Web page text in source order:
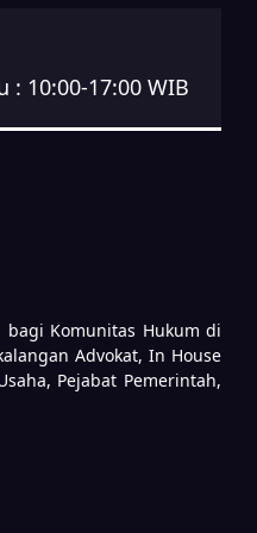
: 10:00-17:00 WIB
Komunitas Hukum di
Advokat, In House
Pejabat Pemerintah,